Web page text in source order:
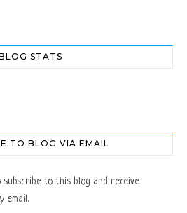
STATS
TO BLOG VIA EMAIL
to this blog and receive
email.